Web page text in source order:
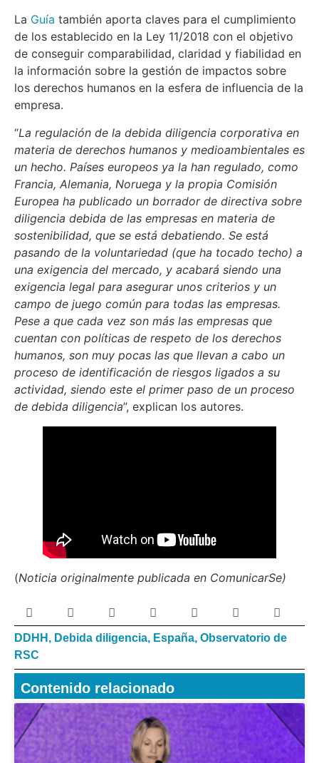
La Guía también aporta claves para el cumplimiento
de los establecido en la Ley 11/2018 con el objetivo
de conseguir comparabilidad, claridad y fiabilidad en
la información sobre la gestión de impactos sobre
los derechos humanos en la esfera de influencia de la
empresa.
“La regulación de la debida diligencia corporativa en
materia de derechos humanos y medioambientales es
un hecho. Países europeos ya la han regulado, como
Francia, Alemania, Noruega y la propia Comisión
Europea ha publicado un borrador de directiva sobre
diligencia debida de las empresas en materia de
sostenibilidad, que se está debatiendo. Se está
pasando de la voluntariedad (que ha tocado techo) a
una exigencia del mercado, y acabará siendo una
exigencia legal para asegurar unos criterios y un
campo de juego común para todas las empresas.
Pese a que cada vez son más las empresas que
cuentan con políticas de respeto de los derechos
humanos, son muy pocas las que llevan a cabo un
proceso de identificación de riesgos ligados a su
actividad, siendo este el primer paso de un proceso
de debida diligencia”, explican los autores.
(Noticia originalmente publicada en ComunicarSe)
DDHH , Debida diligencia, España, Observatorio de
RSC
Contenido relacionado